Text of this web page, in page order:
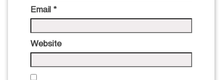
Email *
Website